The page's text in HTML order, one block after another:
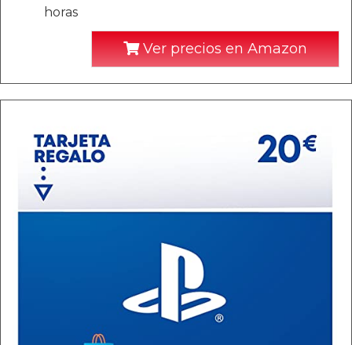
horas
Ver precios en Amazon